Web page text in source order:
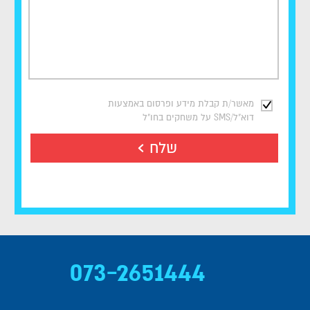
מאשר/ת קבלת מידע ופרסום באמצעות
דוא"ל/SMS על משחקים בחו"ל
שלח
073-2651444